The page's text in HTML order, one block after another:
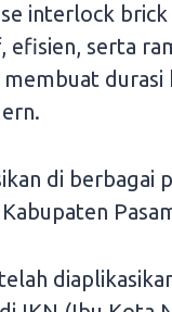
interlock
serta
durasi
di berbagai